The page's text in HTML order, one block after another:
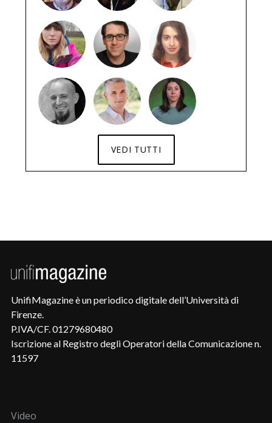
VEDI TUTTI
UnifiMagazine è un periodico digitale dell’Università di
Firenze.
P.IVA/CF. 01279680480
Iscrizione al Registro degli Operatori della Comunicazione n.
11597
Video